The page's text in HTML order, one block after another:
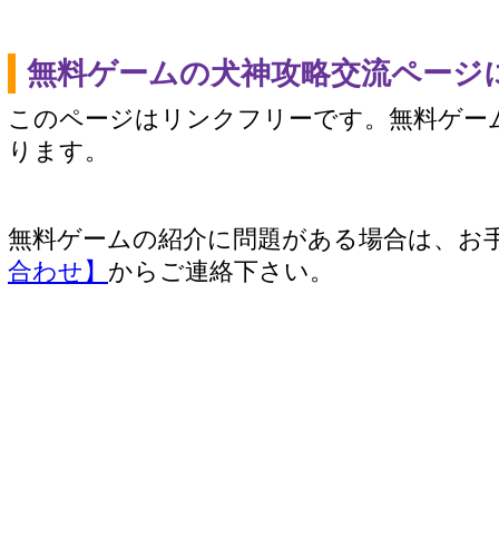
無料ゲームの犬神攻略交流ページ
このページはリンクフリーです。無料ゲー
ります。
無料ゲームの紹介に問題がある場合は、お
合わせ】 からご連絡下さい。